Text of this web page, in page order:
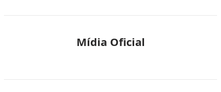
Mídia Oficial